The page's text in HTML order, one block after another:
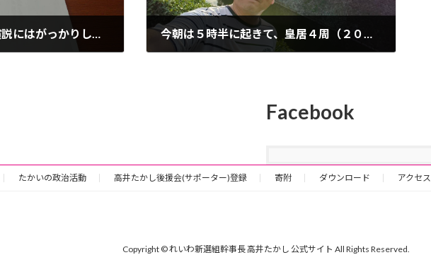
安倍総理の所信表明演説にはがっかりしました。 今朝は５時半に起きて、皇居４周（２０ｋｍ）と赤坂宿舎往復（３ｋｍ）走りました。
Facebook
たかいの政治活動 高井たかし後援会(サポーター)登録 寄附 ダウンロード アクセス
Copyright © れいわ新選組幹事長 高井たかし 公式サイト All Rights Reserved.